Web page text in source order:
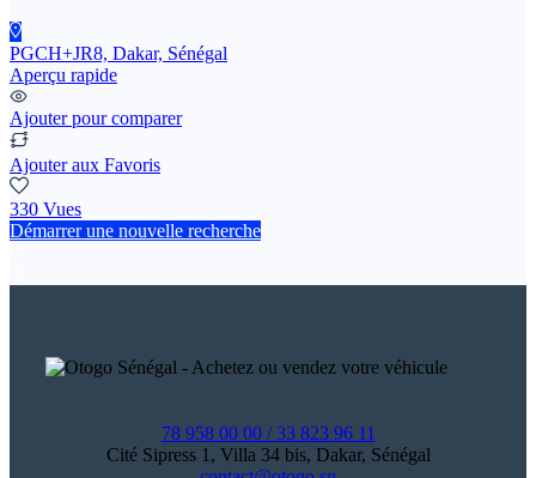
PGCH+JR8, Dakar, Sénégal
Aperçu rapide
Ajouter pour comparer
Ajouter aux Favoris
330 Vues
Démarrer une nouvelle recherche
78 958 00 00 / 33 823 96 11
Cité Sipress 1, Villa 34 bis, Dakar, Sénégal